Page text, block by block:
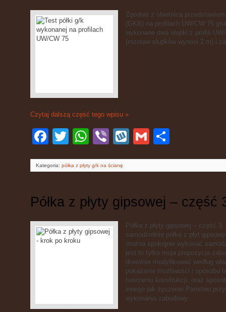
Zgodnie z obietnicą
(GKB) na profilach UW/CW 75
wykonane dwa słupki z profili
(rozstaw słupków wynosi 2 m) i
Czytaj dalszą część tego wpisu »
Facebook
Twitter WhatsApp
Viber WykopGmail
Kategoria: półka z płyty g/k na ścianę
Półka z płyty gipsowej – część
Półka z płyty gipsowej – część
samodzielnie półkę z płyt
można spokojnie wykonać
jest to tylko moja propozycja
dowolnie modyfikować według
pokazanie możliwości i sposobu
tworzeniu konstrukcji, oraz
innego jak życzenie Państwu
wykonania zabudowy.